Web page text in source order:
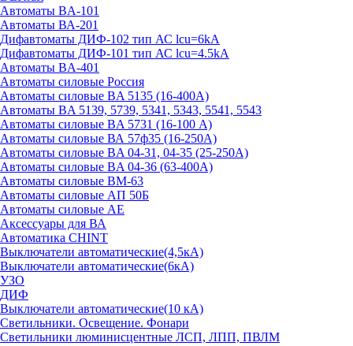
Автоматы BA-101
Автоматы ВА-201
Дифавтоматы ДИФ-102 тип АС lcu=6kA
Дифавтоматы ДИФ-101 тип АС lcu=4.5kA
Автоматы BA-401
Автоматы силовые Россия
Автоматы силовые BA 5135 (16-400А)
Автоматы BA 5139, 5739, 5341, 5343, 5541, 5543
Автоматы силовые BA 5731 (16-100 А)
Автоматы силовые ВА 57ф35 (16-250А)
Автоматы силовые BA 04-31, 04-35 (25-250А)
Автоматы силовые BA 04-36 (63-400А)
Автоматы силовые ВМ-63
Автоматы силовые АП 50Б
Автоматы силовые АЕ
Аксессуары для ВА
Автоматика CHINT
Выключатели автоматические(4,5кА)
Выключатели автоматические(6кА)
УЗО
ДИФ
Выключатели автоматические(10 кА)
Светильники. Освещение. Фонари
Светильники люминисцентные ЛСП, ЛПП, ПВЛМ